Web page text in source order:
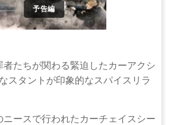
予告編
者たちが関わる緊迫したカーアクシ
スタントが印象的なスパイスリラ
ニースで行われたカーチェイスシー